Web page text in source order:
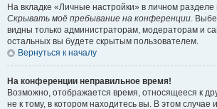
На вкладке «Личные настройки» в личном
Скрывать моё пребывание на конференции.
видны только администраторам, модераторам и
остальных вы будете скрытым пользователем.
Вернуться к началу
На конференции неправильное время!
Возможно, отображается время, относящееся к
не к тому, в котором находитесь вы. В этом случае